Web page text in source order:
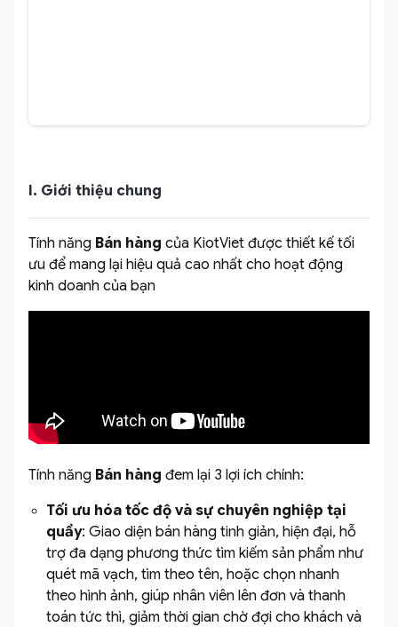
I. Giới thiệu chung
Tính năng Bán hàng của KiotViet được thiết kế tối
ưu để mang lại hiệu quả cao nhất cho hoạt động
kinh doanh của bạn
Tính năng Bán hàng đem lại 3 lợi ích chính:
Tối ưu hóa tốc độ và sự chuyên nghiệp tại
quầy: Giao diện bán hàng tinh giản, hiện đại, hỗ
trợ đa dạng phương thức tìm kiếm sản phẩm như
quét mã vạch, tìm theo tên, hoặc chọn nhanh
theo hình ảnh, giúp nhân viên lên đơn và thanh
toán tức thì, giảm thời gian chờ đợi cho khách và